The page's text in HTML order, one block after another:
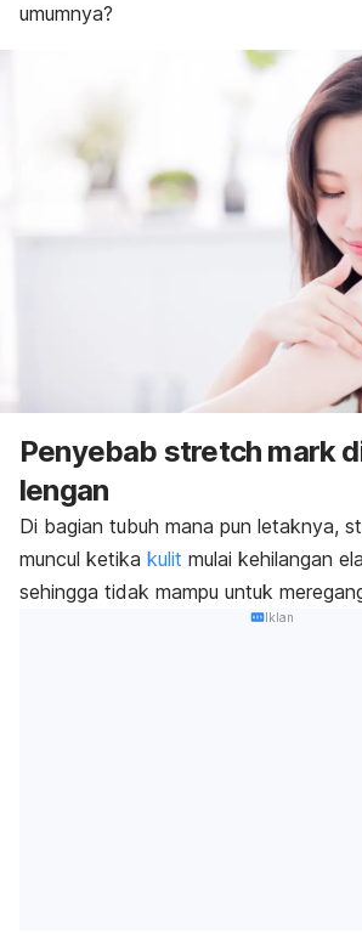
umumnya?
Penyebab stretch mark
lengan
Di bagian tubuh mana pun letaknya,
muncul ketika kulit mulai kehilangan
sehingga tidak mampu untuk
Iklan